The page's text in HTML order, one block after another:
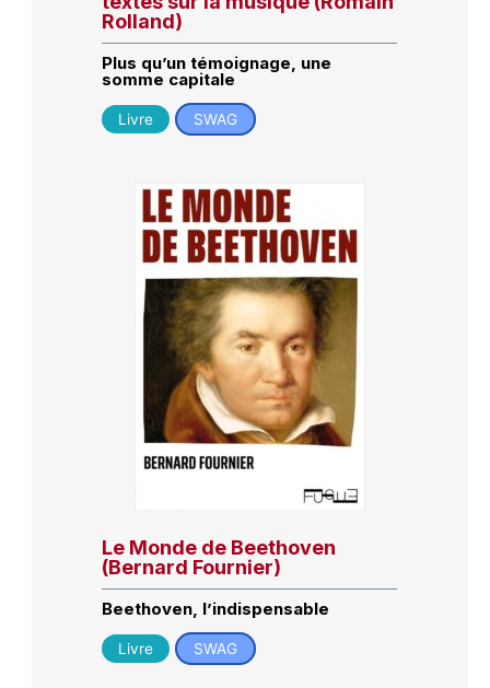
Rolland)
Plus qu’un témoignage, une
somme capitale
Livre SWAG
Le Monde de Beethoven
(Bernard Fournier)
Beethoven, l’indispensable
Livre SWAG